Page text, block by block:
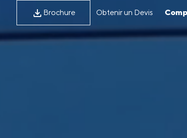
Brochure Obtenir un Devis